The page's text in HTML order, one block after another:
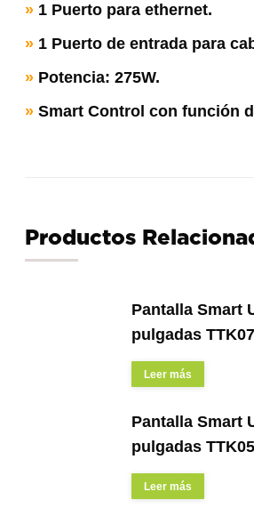
» 1 Puerto para ethernet.
» 1 Puerto de entrada para
» Potencia: 275W.
» Smart Control con función
Productos
Pantalla Smart
pulgadas
Leer más
Pantalla Smart
pulgadas
Leer más